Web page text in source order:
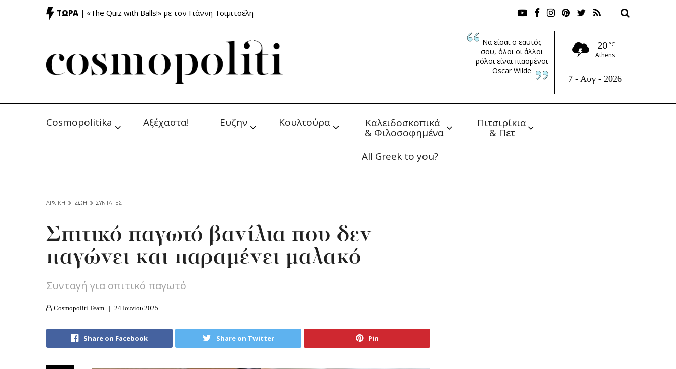
ΤΩΡΑ | «The Quiz with Balls!» με τον Γιάννη Τσιμιτσέλη
Να είσαι ο εαυτός
σου, όλοι οι άλλοι
ρόλοι είναι πιασμένοι
Oscar Wilde
20 °C
Athens
7 - Αυγ - 2026
Cosmopolitika Αξέχαστα! Ευζην Κουλτούρα Καλειδοσκοπικά
& Φιλοσοφημένα
Πιτσιρίκια
& Πετ
All Greek to you?
ΑΡΧΙΚΗ ΖΩΗ ΣΥΝΤΑΓΕΣ
Σπιτικό παγωτό βανίλια που δεν
παγώνει και παραμένει μαλακό
Συνταγή για σπιτικό παγωτό
Cosmopoliti Team 24 Ιουνίου 2025
Share on Facebook Share on Twitter Pin